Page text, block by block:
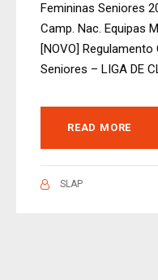
Femininas Seniores
Camp. Nac. Equipas
[NOVO]
Seniores – LIGA DE
READ MORE
SLAP